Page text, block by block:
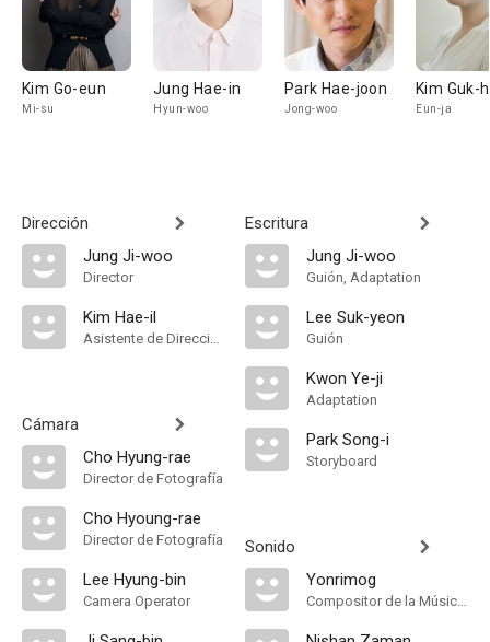
Kim Go-eun
Mi-su
Jung Hae-in
Hyun-woo
Park Hae-joon
Jong-woo
Kim Guk-
Eun-ja
Dirección
Jung Ji-woo
Director
Kim Hae-il
Asistente de Dirección
Cámara
Cho Hyung-rae
Director de Fotografía
Cho Hyoung-rae
Director de Fotografía
Lee Hyung-bin
Camera Operator
Escritura
Jung Ji-woo
Guión, Adaptation
Lee Suk-yeon
Guión
Kwon Ye-ji
Adaptation
Park Song-i
Storyboard
Sonido
Yonrimog
Compositor de la Música Original